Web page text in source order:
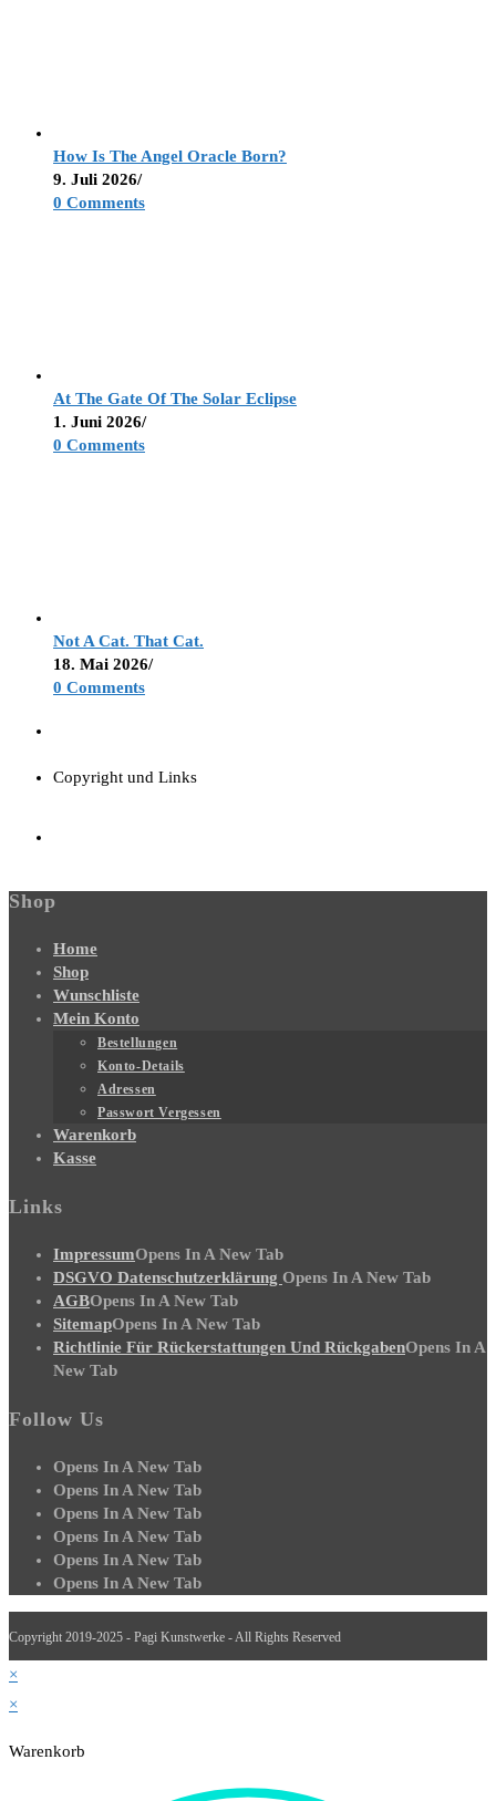
How Is The Angel Oracle Born?
9. Juli 2026/
0 Comments
At The Gate Of The Solar Eclipse
1. Juni 2026/
0 Comments
Not A Cat. That Cat.
18. Mai 2026/
0 Comments
Copyright und Links
Shop
Home
Shop
Wunschliste
Mein Konto
Bestellungen
Konto-Details
Adressen
Passwort Vergessen
Warenkorb
Kasse
Links
ImpressumOpens In A New Tab
DSGVO Datenschutzerklärung Opens In A New Tab
AGBOpens In A New Tab
SitemapOpens In A New Tab
Richtlinie Für Rückerstattungen Und RückgabenOpens In A
New Tab
Follow Us
Opens In A New Tab
Opens In A New Tab
Opens In A New Tab
Opens In A New Tab
Opens In A New Tab
Opens In A New Tab
Copyright 2019-2025 - Pagi Kunstwerke - All Rights Reserved
×
×
Warenkorb